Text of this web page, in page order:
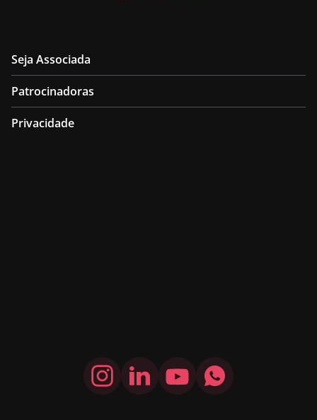
Seja Associada
Patrocinadoras
Privacidade